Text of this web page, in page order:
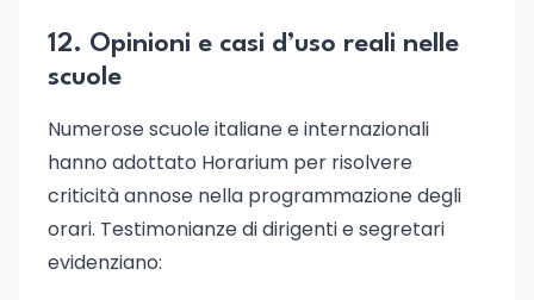
12. Opinioni e casi d’uso reali nelle
scuole
Numerose scuole italiane e internazionali
hanno adottato Horarium per risolvere
criticità annose nella programmazione degli
orari. Testimonianze di dirigenti e segretari
evidenziano: